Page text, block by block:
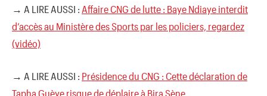
→ A LIRE AUSSI : Affaire CNG de lutte : Baye Ndiaye interdit
d’accès au Ministère des Sports par les policiers, regardez
(vidéo)
→ A LIRE AUSSI : Présidence du CNG : Cette déclaration de
Tapha Guèye risque de déplaire à Bira Sène